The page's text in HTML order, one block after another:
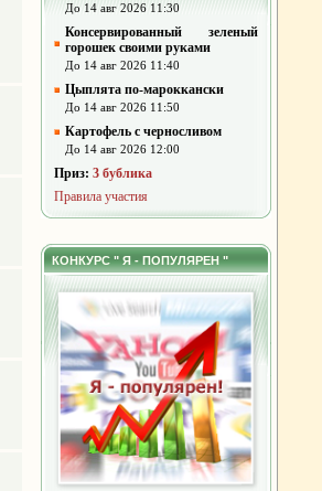
До 14 авг 2026 11:30
Консервированный зеленый
горошек своими руками
До 14 авг 2026 11:40
Цыплята по-мароккански
До 14 авг 2026 11:50
Картофель с черносливом
До 14 авг 2026 12:00
Приз: 3 бублика
Правила участия
КОНКУРС " Я - ПОПУЛЯРЕН "